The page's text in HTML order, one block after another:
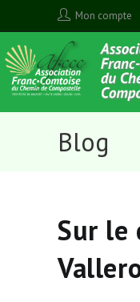
to
content
Mon compte
Blog
Sur le